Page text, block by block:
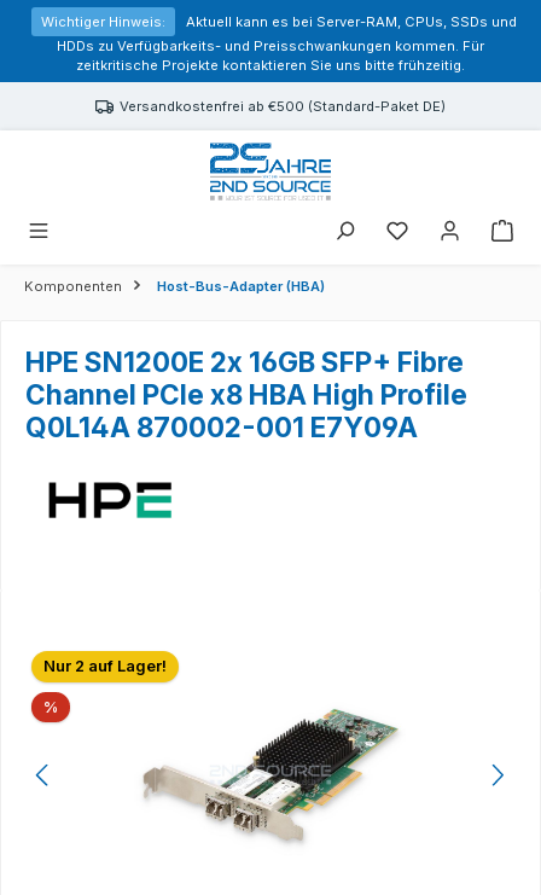
springen
Wichtiger Hinweis:
Aktuell kann es bei Server-RAM, CPUs, SSDs und
HDDs zu Verfügbarkeits- und Preisschwankungen kommen. Für
zeitkritische Projekte kontaktieren Sie uns bitte frühzeitig.
Versandkostenfrei ab €500 (Standard-Paket DE)
Sie haben 0
Komponenten Host-Bus-Adapter (HBA)
HPE SN1200E 2x 16GB SFP+ Fibre
Channel PCIe x8 HBA High Profile
Q0L14A 870002-001 E7Y09A
Bildergalerie überspringen
Nur 2 auf Lager!
% Rabatt